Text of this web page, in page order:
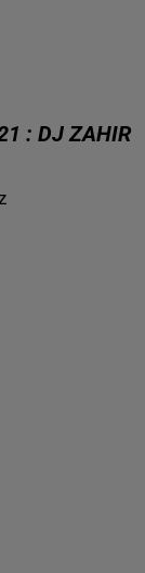
: DJ ZAHIR